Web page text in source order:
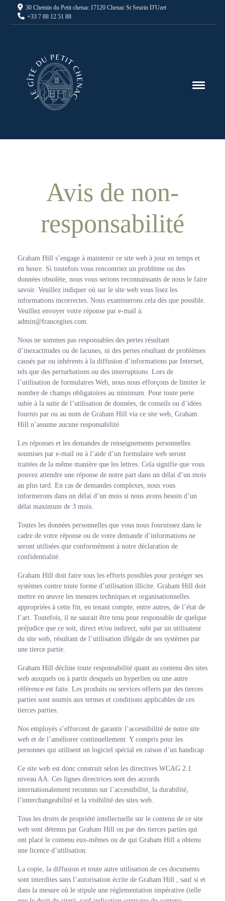
30 Chemin du Petit chenac 17120 Chenac St Seurin D'Uzet
+33 7 88 12 51 88
Avis de non-
responsabilité
Graham Hill s’engage à maintenir ce site web à jour en temps et
en heure. Si toutefois vous rencontriez un problème ou des
données obsolète, nous vous serions reconnaissants de nous le faire
savoir. Veuillez indiquer où sur le site web vous lisez les
informations incorrectes. Nous examinerons cela dès que possible.
Veuillez envoyer votre réponse par e-mail à:
admin@francegites.com.
Nous ne sommes pas responsables des pertes résultant
d’inexactitudes ou de lacunes, ni des pertes résultant de problèmes
causés par ou inhérents à la diffusion d’informations par Internet,
tels que des perturbations ou des interruptions. Lors de
l’utilisation de formulaires Web, nous nous efforçons de limiter le
nombre de champs obligatoires au minimum. Pour toute perte
subie à la suite de l’utilisation de données, de conseils ou d’idées
fournis par ou au nom de Graham Hill via ce site web, Graham
Hill n’assume aucune responsabilité.
Les réponses et les demandes de renseignements personnelles
soumises par e-mail ou à l’aide d’un formulaire web seront
traitées de la même manière que les lettres. Cela signifie que vous
pouvez attendre une réponse de notre part dans un délai d’un mois
au plus tard. En cas de demandes complexes, nous vous
informerons dans un délai d’un mois si nous avons besoin d’un
délai maximum de 3 mois.
Toutes les données personnelles que vous nous fournissez dans le
cadre de votre réponse ou de votre demande d’informations ne
seront utilisées que conformément à notre déclaration de
confidentialité.
Graham Hill doit faire tous les efforts possibles pour protéger ses
systèmes contre toute forme d’utilisation illicite. Graham Hill doit
mettre en œuvre les mesures techniques et organisationnelles
appropriées à cette fin, en tenant compte, entre autres, de l’état de
l’art. Toutefois, il ne saurait être tenu pour responsable de quelque
préjudice que ce soit, direct et/ou indirect, subi par un utilisateur
du site web, résultant de l’utilisation illégale de ses systèmes par
une tierce partie.
Graham Hill décline toute responsabilité quant au contenu des sites
web auxquels ou à partir desquels un hyperlien ou une autre
référence est faite. Les produits ou services offerts par des tierces
parties sont soumis aux termes et conditions applicables de ces
tierces parties.
Nos employés s’efforcent de garantir l’accessibilité de notre site
web et de l’améliorer continuellement. Y compris pour les
personnes qui utilisent un logiciel spécial en raison d’un handicap.
Ce site web est donc construit selon les directives WCAG 2.1
niveau AA. Ces lignes directrices sont des accords
internationalement reconnus sur l’accessibilité, la durabilité,
l’interchangeabilité et la visibilité des sites web.
Tous les droits de propriété intellectuelle sur le contenu de ce site
web sont détenus par Graham Hill ou par des tierces parties qui
ont placé le contenu eux-mêmes ou de qui Graham Hill a obtenu
une licence d’utilisation.
La copie, la diffusion et toute autre utilisation de ces documents
sont interdites sans l’autorisation écrite de Graham Hill , sauf si et
dans la mesure où le stipule une réglementation impérative (telle